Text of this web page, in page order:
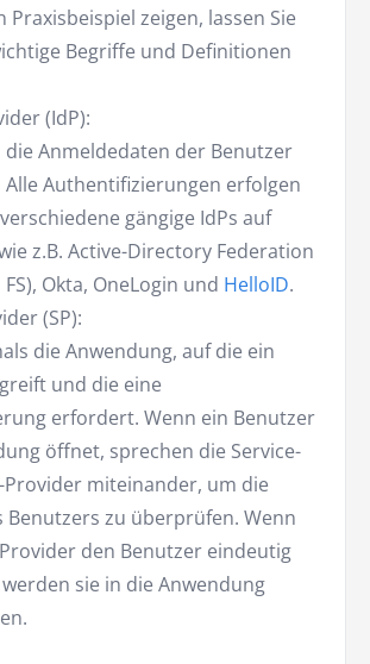
Praxisbeispiel zeigen, lassen Sie
Begriffe und Definitionen
(IdP):
Anmeldedaten der Benutzer
Alle Authentifizierungen erfolgen
gängige IdPs auf
z.B. Active-Directory Federation
FS), Okta, OneLogin und HelloID.
(SP):
die Anwendung, auf die ein
und die eine
erfordert. Wenn ein Benutzer
öffnet, sprechen die Service-
miteinander, um die
Benutzers zu überprüfen. Wenn
den Benutzer eindeutig
sie in die Anwendung